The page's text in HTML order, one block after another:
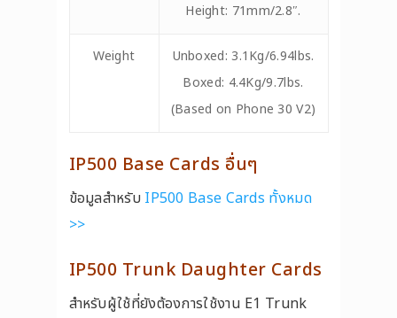
Height: 71mm/2.8″.
Weight
Unboxed: 3.1Kg/6.94lbs.
Boxed: 4.4Kg/9.7lbs.
(Based on Phone 30 V2)
IP500 Base Cards อื่นๆ
ข้อมูลสำหรับ IP500 Base Cards ทั้งหมด
>>
IP500 Trunk Daughter Cards
สำหรับผู้ใช้ที่ยังต้องการใช้งาน E1 Trunk